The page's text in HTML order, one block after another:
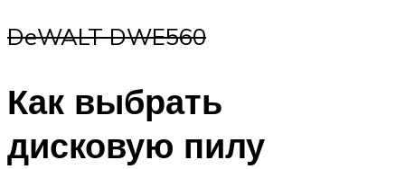
DeWALT DWE560
Как выбрать
дисковую пилу